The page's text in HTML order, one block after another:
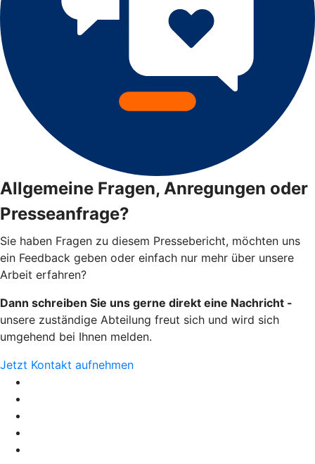
Allgemeine Fragen, Anregungen oder
Presseanfrage?
Sie haben Fragen zu diesem Pressebericht, möchten uns
ein Feedback geben oder einfach nur mehr über unsere
Arbeit erfahren?
Dann schreiben Sie uns gerne direkt eine Nachricht -
unsere zuständige Abteilung freut sich und wird sich
umgehend bei Ihnen melden.
Jetzt Kontakt aufnehmen